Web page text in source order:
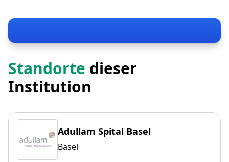
Standorte dieser
Institution
Adullam Spital Basel
Basel